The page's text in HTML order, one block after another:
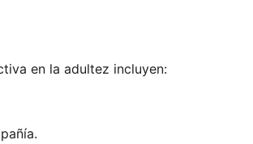
en la adultez incluyen: